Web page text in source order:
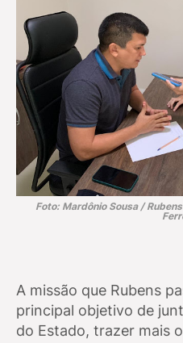
Foto: Mardônio Sousa /
A missão que Rubens
principal objetivo de
do Estado, trazer mais